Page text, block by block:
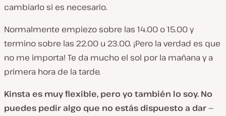
cambiarlo si es necesario.
Normalmente empiezo sobre las 14.00 o 15.00 y
termino sobre las 22.00 u 23.00. ¡Pero la verdad es que
no me importa! Te da mucho el sol por la mañana y a
primera hora de la tarde.
Kinsta es muy flexible, pero yo también lo soy. No
puedes pedir algo que no estás dispuesto a dar —